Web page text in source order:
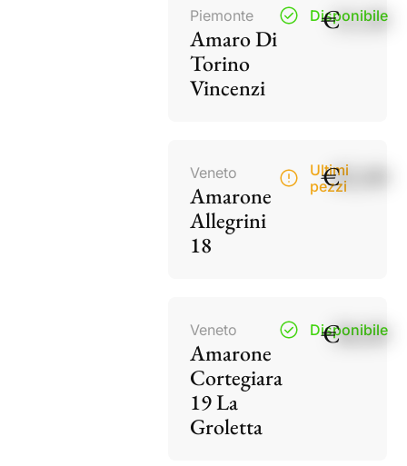
Piemonte
Amaro Di
Torino
Vincenzi
Disponibile
€15,50
Veneto
Amarone
Allegrini
18
Ultimi
pezzi
€82,00
Veneto
Amarone
Cortegiara
19 La
Groletta
Disponibile
€38,00